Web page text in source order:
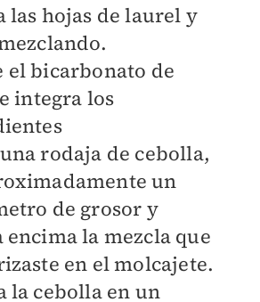
las hojas de laurel y
el bicarbonato de
integra los
rodaja de cebolla,
un
de grosor y
encima la mezcla que
en el molcajete.
la cebolla en un